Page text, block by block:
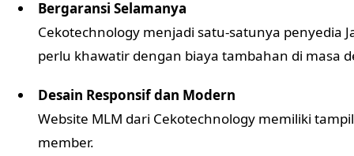
Bergaransi Selamanya
Cekotechnology menjadi satu-satunya penyedia
perlu khawatir dengan biaya tambahan di masa
Desain Responsif dan Modern
Website MLM dari Cekotechnology memiliki
member.